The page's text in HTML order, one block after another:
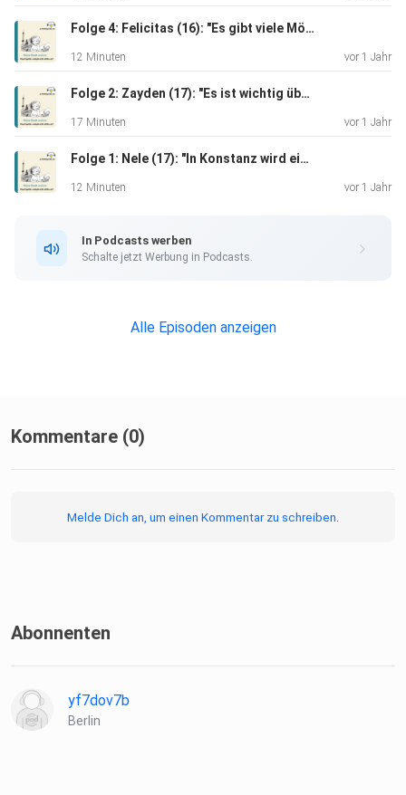
Folge 4: Felicitas (16): "Es gibt viele Möglichkeiten, um Energie zu sparen."
12 Minuten vor 1 Jahr
Folge 2: Zayden (17): "Es ist wichtig über Krisen zu reden, weil man zu wenig darüber erfährt oder falsche Informationen erhält"
17 Minuten vor 1 Jahr
Folge 1: Nele (17): "In Konstanz wird einiges getan, um über Krisen aufzuklären."
12 Minuten vor 1 Jahr
In Podcasts werben
Schalte jetzt Werbung in Podcasts.
Alle Episoden anzeigen
Kommentare (0)
Melde Dich an, um einen Kommentar zu schreiben.
Abonnenten
yf7dov7b
Berlin